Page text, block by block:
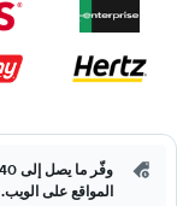
المواقع على الويب.